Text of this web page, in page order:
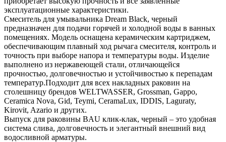
эксплуатационные характеристики.
Смеситель для умывальника Dream Black, черный
предназначен для подачи горячей и холодной воды в ванных
помещениях. Модель оснащена керамическим картриджем,
обеспечивающим плавный ход рычага смесителя, контроль и
точность при выборе напора и температуры воды. Изделие
выполнено из нержавеющей стали, отличающейся
прочностью, долговечностью и устойчивостью к перепадам
температур.Подходит для всех накладных раковин на
столешницу брендов WELTWASSER, Grossman, Gappo,
Ceramica Nova, Gid, Teymi, CeramaLux, IDDIS, Laguraty,
Kirovit, Azario и других.
Выпуск для раковины BAU клик-клак, черный – это удобная
система слива, долговечность и элегантный внешний вид
водосливной арматуры.